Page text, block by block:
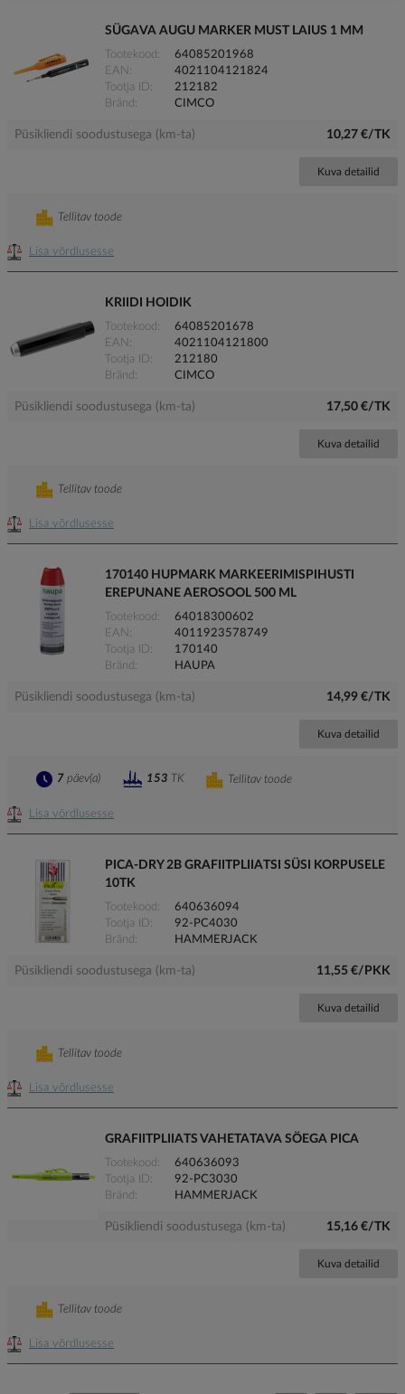
SÜGAVA AUGU MARKER MUST LAIUS 1 MM
Tootekood
64085201968
EAN
4021104121824
Tootja ID
212182
Bränd
CIMCO
Püsikliendi soodustusega (km-ta) 10,27 €/TK
Kuva detailid
Lisa võrdlusesse
Tellitav toode
KRIIDI HOIDIK
Tootekood
64085201678
EAN
4021104121800
Tootja ID
212180
Bränd
CIMCO
Püsikliendi soodustusega (km-ta) 17,50 €/TK
Kuva detailid
Lisa võrdlusesse
Tellitav toode
170140 HUPMARK MARKEERIMISPIHUSTI
EREPUNANE AEROSOOL 500 ML
Tootekood
64018300602
EAN
4011923578749
Tootja ID
170140
Bränd
HAUPA
Püsikliendi soodustusega (km-ta) 14,99 €/TK
Kuva detailid
Lisa võrdlusesse
Tellitav toode
7 päev(a) 153 TK
PICA-DRY 2B GRAFIITPLIIATSI SÜSI KORPUSELE
10TK
Tootekood
640636094
Tootja ID
92-PC4030
Bränd
HAMMERJACK
Püsikliendi soodustusega (km-ta) 11,55 €/PKK
Kuva detailid
Lisa võrdlusesse
Tellitav toode
GRAFIITPLIIATS VAHETATAVA SÖEGA PICA
Tootekood
640636093
Tootja ID
92-PC3030
Bränd
HAMMERJACK
Püsikliendi soodustusega (km-ta) 15,16 €/TK
Kuva detailid
Lisa võrdlusesse
Tellitav toode